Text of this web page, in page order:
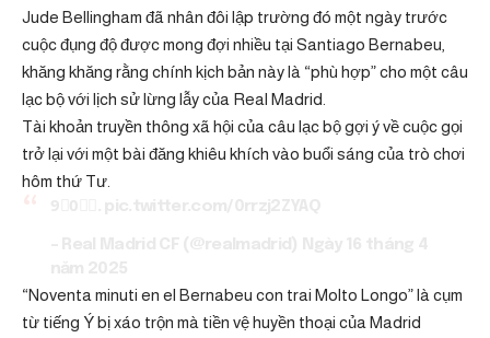
Jude Bellingham đã nhân đôi lập trường đó một ngày trước
cuộc đụng độ được mong đợi nhiều tại Santiago Bernabeu,
khăng khăng rằng chính kịch bản này là “phù hợp” cho một câu
lạc bộ với lịch sử lừng lẫy của Real Madrid.
Tài khoản truyền thông xã hội của câu lạc bộ gợi ý về cuộc gọi
trở lại với một bài đăng khiêu khích vào buổi sáng của trò chơi
hôm thứ Tư.
“Noventa minuti en el Bernabeu con trai Molto Longo” là cụm
từ tiếng Ý bị xáo trộn mà tiền vệ huyền thoại của Madrid